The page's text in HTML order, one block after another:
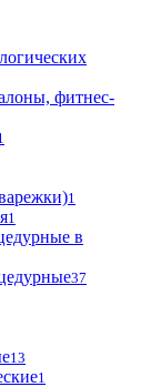
фитнес-
1
1
в
37
13
1